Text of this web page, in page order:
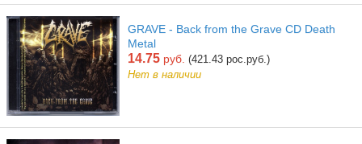
GRAVE - Back from the Grave CD Death
Metal
14.75 руб. (421.43 рос.руб.)
Нет в наличии